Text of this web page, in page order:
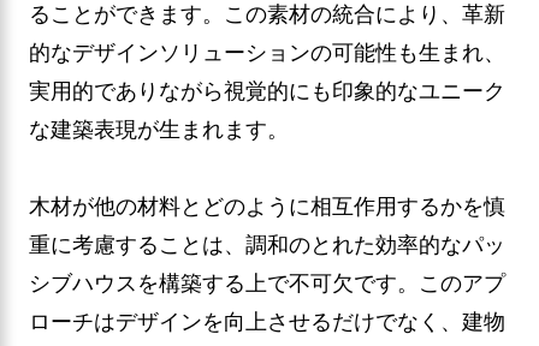
ることができます。この素材の統合により、革新
的なデザインソリューションの可能性も生まれ、
実用的でありながら視覚的にも印象的なユニーク
な建築表現が生まれます。
木材が他の材料とどのように相互作用するかを慎
重に考慮することは、調和のとれた効率的なパッ
シブハウスを構築する上で不可欠です。このアプ
ローチはデザインを向上させるだけでなく、建物